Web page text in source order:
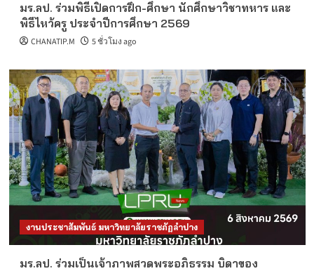
มร.ลป. ร่วมพิธีเปิดการฝึก-ศึกษา นักศึกษาวิชาทหาร และ
พิธีไหว้ครู ประจำปีการศึกษา 2569
CHANATIP.M 5 ชั่วโมง ago
งานประชาสัมพันธ์ มหาวิทยาลัยราชภัฏลำปาง
มร.ลป. ร่วมเป็นเจ้าภาพสวดพระอภิธรรม บิดาของ